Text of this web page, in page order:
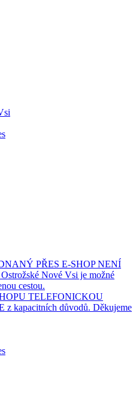
PŘES E-SHOP NENÍ
Nové Vsi je možné
cestou.
TELEFONICKOU
kapacitních důvodů. Děkujeme